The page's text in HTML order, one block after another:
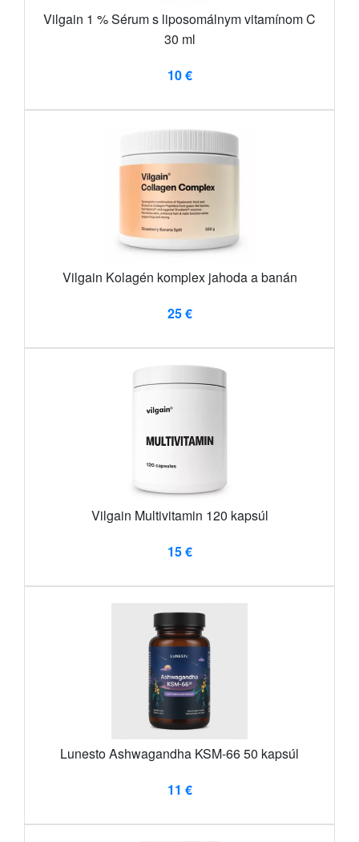
Vilgain 1 % Sérum s liposomálnym vitamínom C
30 ml
10 €
Vilgain Kolagén komplex jahoda a banán
25 €
Vilgain Multivitamin 120 kapsúl
15 €
Lunesto Ashwagandha KSM-66 50 kapsúl
11 €